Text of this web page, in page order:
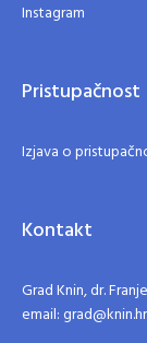
Instagram
Pristupačnost
Izjava o
Kontakt
Grad Knin, dr.
email: grad@knin.hr